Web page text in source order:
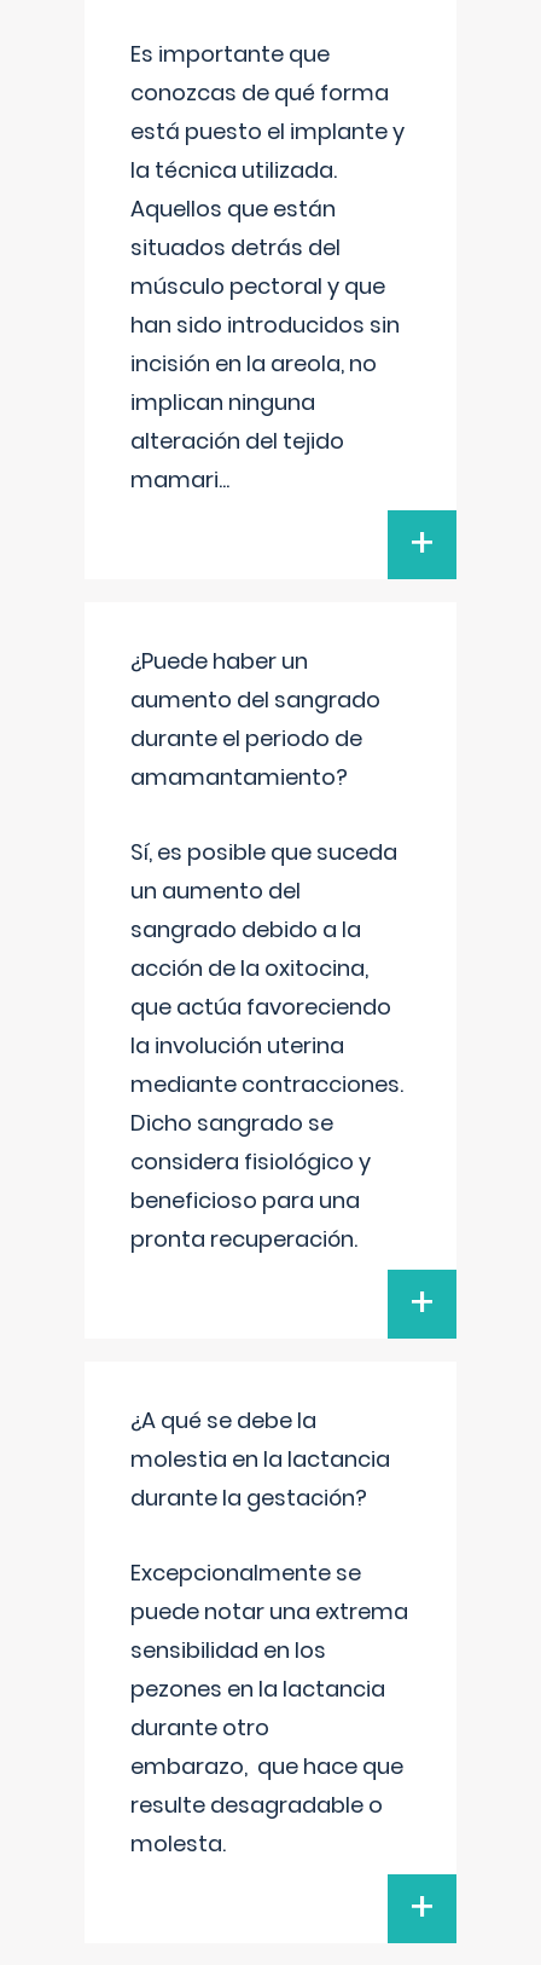
Es importante que
conozcas de qué forma
está puesto el implante y
la técnica utilizada.
Aquellos que están
situados detrás del
músculo pectoral y que
han sido introducidos sin
incisión en la areola, no
implican ninguna
alteración del tejido
mamari...
+
¿Puede haber un
aumento del sangrado
durante el periodo de
amamantamiento?
Sí, es posible que suceda
un aumento del
sangrado debido a la
acción de la oxitocina,
que actúa favoreciendo
la involución uterina
mediante contracciones.
Dicho sangrado se
considera fisiológico y
beneficioso para una
pronta recuperación.
+
¿A qué se debe la
molestia en la lactancia
durante la gestación?
Excepcionalmente se
puede notar una extrema
sensibilidad en los
pezones en la lactancia
durante otro
embarazo, que hace que
resulte desagradable o
molesta.
+